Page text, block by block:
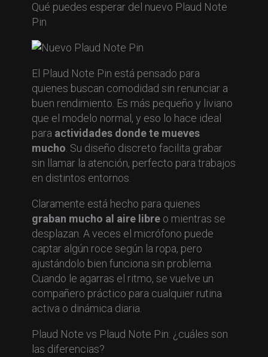
Qué puedes esperar del nuevo Plaud Note
Pin
El Plaud Note Pin está pensado para
quienes buscan comodidad sin renunciar a
buen rendimiento. Es más pequeño y liviano
que el modelo normal, y eso lo hace ideal
para actividades donde te mueves
mucho. Su diseño discreto facilita grabar
sin llamar la atención, perfecto para trabajos
en distintos entornos.
Claramente está hecho para quienes
graban mucho al aire libreo mientras se
desplazan. A veces el micrófono puede
captar algún roce según la ropa, pero
ajustándolo bien funciona sin problema.
Cuando le agarras el ritmo, se vuelve un
compañero práctico para cualquier rutina
activa o dinámica diaria.
Plaud Note vs Plaud Note Pin: ¿cuáles son
las diferencias?